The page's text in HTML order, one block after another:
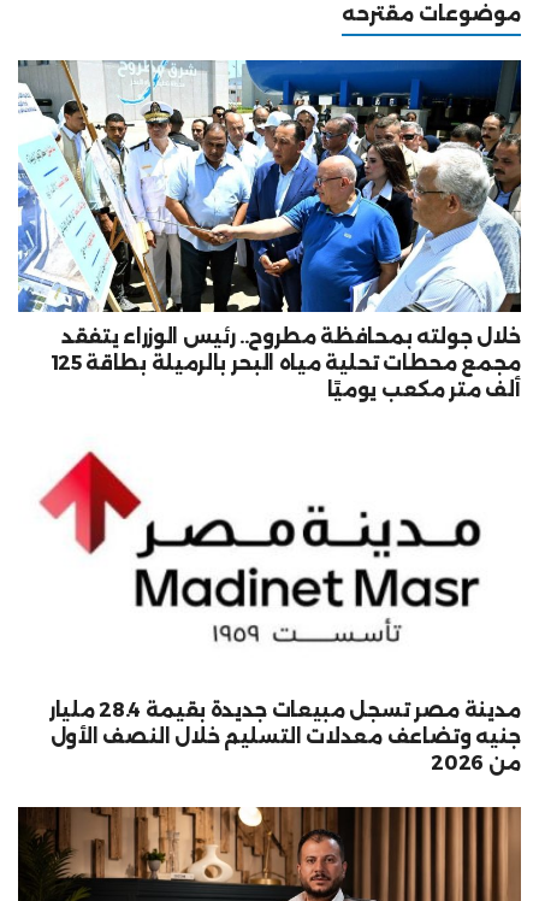
موضوعات مقترحه
خلال جولته بمحافظة مطروح.. رئيس الوزراء يتفقد
مجمع محطات تحلية مياه البحر بالرميلة بطاقة 125
ألف متر مكعب يوميًا
مدينة مصر تسجل مبيعات جديدة بقيمة 28.4 مليار
جنيه وتضاعف معدلات التسليم خلال النصف الأول
من 2026